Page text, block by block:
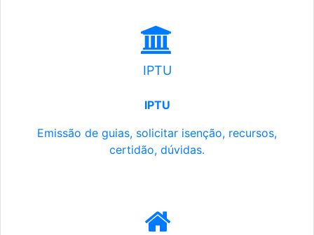
IPTU
IPTU
Emissão de guias, solicitar isenção, recursos,
certidão, dúvidas.